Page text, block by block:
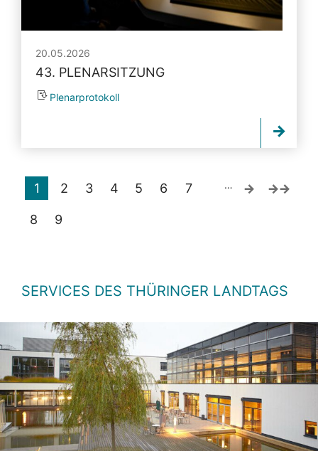
20.05.2026
43. PLENARSITZUNG
Plenarprotokoll
1 2 3 4 5 6 7
8 9
…
SERVICES DES THÜRINGER LANDTAGS